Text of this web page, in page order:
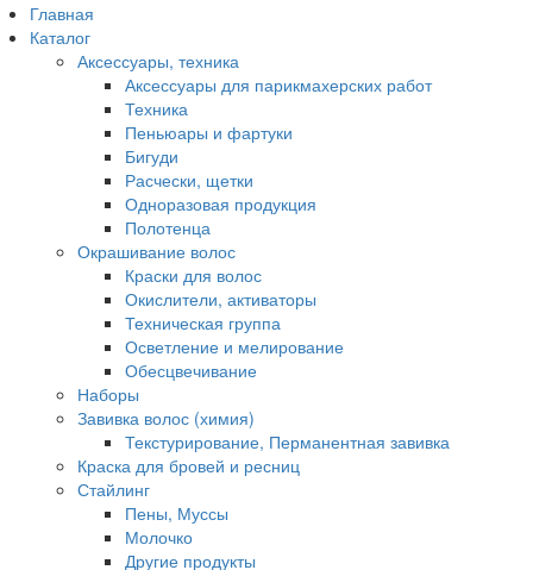
Главная
Каталог
Аксессуары, техника
Аксессуары для парикмахерских работ
Техника
Пеньюары и фартуки
Бигуди
Расчески, щетки
Одноразовая продукция
Полотенца
Окрашивание волос
Краски для волос
Окислители, активаторы
Техническая группа
Осветление и мелирование
Обесцвечивание
Наборы
Завивка волос (химия)
Текстурирование, Перманентная завивка
Краска для бровей и ресниц
Стайлинг
Пены, Муссы
Молочко
Другие продукты